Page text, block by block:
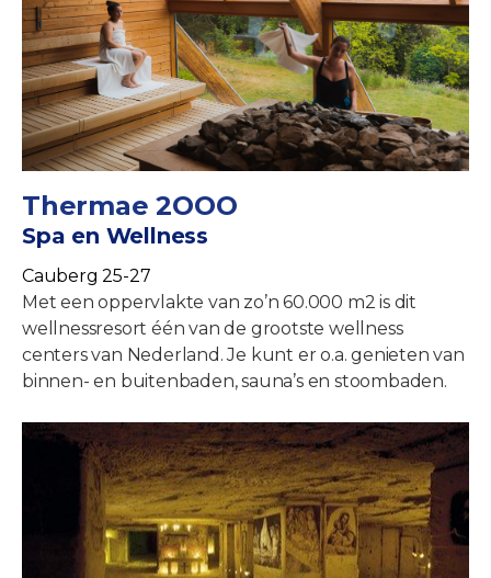
Thermae 2OOO
Spa en Wellness
Cauberg 25-27
Met een oppervlakte van zo’n 60.000 m2 is dit
wellnessresort één van de grootste wellness
centers van Nederland. Je kunt er o.a. genieten van
binnen- en buitenbaden, sauna’s en stoombaden.